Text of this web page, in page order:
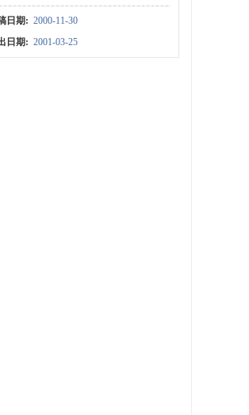
日期: 2000-11-30
日期: 2001-03-25